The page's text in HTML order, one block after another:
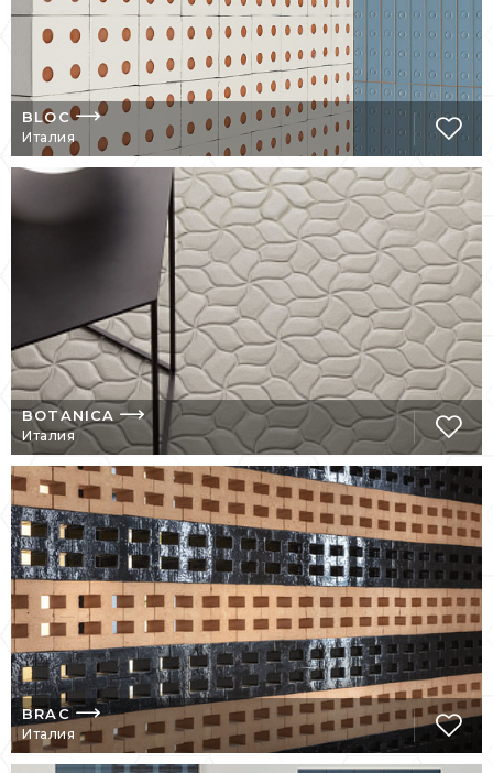
изготавливается вручную, что придает ей
еще большую индивидуальность.
Вычурность коллекций этого
производителя подчеркивает их
дизайнерскую сущность, а некоторые из
них сродни черно-белой фотографии и
отражают современный ритм города.
30-летняя история Mutina Ceramiche &
Design – это бесценный опыт и постоянное
стремление к совершенству ради того,
чтобы привнести в жизнь и быт людей еще
больше красоты и гармонии.
BLOC
Италия
BOTANICA
Италия
BRAC
Италия